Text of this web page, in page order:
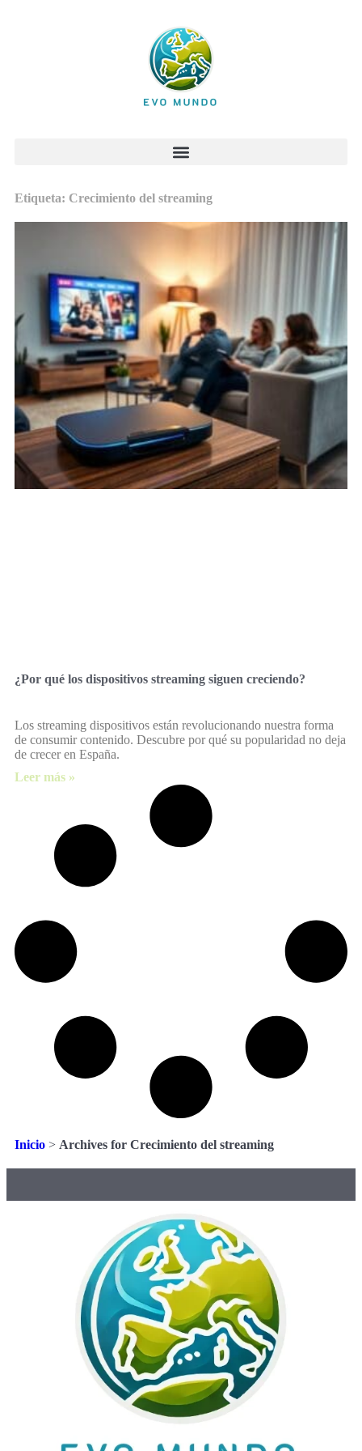
Etiqueta: Crecimiento del streaming
¿Por qué los dispositivos streaming siguen creciendo?
Los streaming dispositivos están revolucionando nuestra forma
de consumir contenido. Descubre por qué su popularidad no deja
de crecer en España.
Leer más »
Inicio > Archives for Crecimiento del streaming